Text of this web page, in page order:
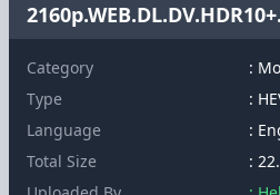
Category
:
Type
:
Language
:
Total Size
: